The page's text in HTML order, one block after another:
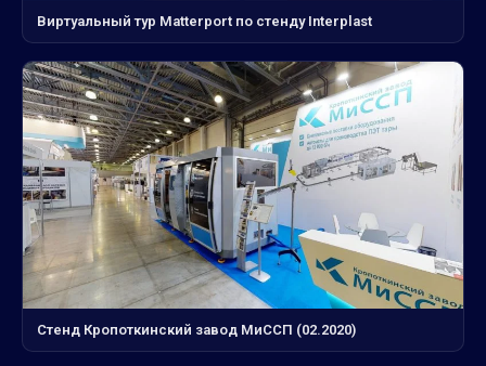
Виртуальный тур Matterport по стенду Interplast
Стенд Кропоткинский завод МиССП (02.2020)